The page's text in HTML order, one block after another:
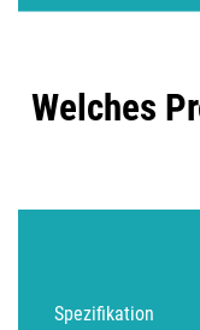
Welches
Spezifikation